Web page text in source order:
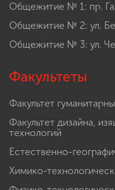
Общежитие № 1: пр.
Общежитие № 2: ул.
Общежитие № 3: ул.
Факультеты
Факультет
Факультет дизайна,
технологий
Естественно-
Химико-